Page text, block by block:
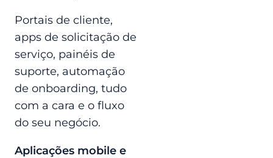
Portais de cliente,
apps de solicitação de
serviço, painéis de
suporte, automação
de onboarding, tudo
com a cara e o fluxo
do seu negócio.
Aplicações mobile e